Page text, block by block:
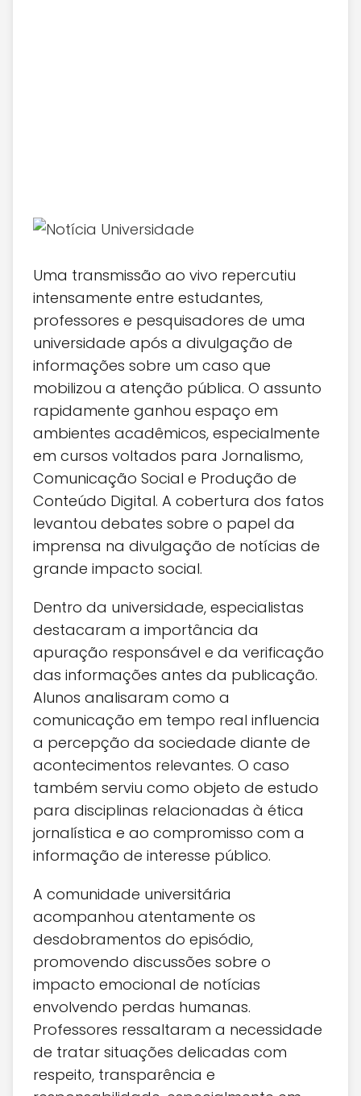
Uma transmissão ao vivo repercutiu
intensamente entre estudantes,
professores e pesquisadores de uma
universidade após a divulgação de
informações sobre um caso que
mobilizou a atenção pública. O assunto
rapidamente ganhou espaço em
ambientes acadêmicos, especialmente
em cursos voltados para Jornalismo,
Comunicação Social e Produção de
Conteúdo Digital. A cobertura dos fatos
levantou debates sobre o papel da
imprensa na divulgação de notícias de
grande impacto social.
Dentro da universidade, especialistas
destacaram a importância da
apuração responsável e da verificação
das informações antes da publicação.
Alunos analisaram como a
comunicação em tempo real influencia
a percepção da sociedade diante de
acontecimentos relevantes. O caso
também serviu como objeto de estudo
para disciplinas relacionadas à ética
jornalística e ao compromisso com a
informação de interesse público.
A comunidade universitária
acompanhou atentamente os
desdobramentos do episódio,
promovendo discussões sobre o
impacto emocional de notícias
envolvendo perdas humanas.
Professores ressaltaram a necessidade
de tratar situações delicadas com
respeito, transparência e